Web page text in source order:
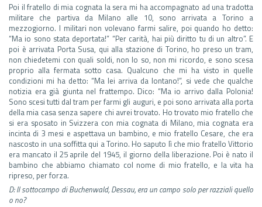
Poi il fratello di mia cognata la sera mi ha accompagnato ad una tradotta
militare che partiva da Milano alle 10, sono arrivata a Torino a
mezzogiorno. I militari non volevano farmi salire, poi quando ho detto:
“Ma io sono stata deportata!” “Per carità, hai più diritto tu di un altro”. E
poi è arrivata Porta Susa, qui alla stazione di Torino, ho preso un tram,
non chiedetemi con quali soldi, non lo so, non mi ricordo, e sono scesa
proprio alla fermata sotto casa. Qualcuno che mi ha visto in quelle
condizioni mi ha detto: “Ma lei arriva da lontano!”, si vede che qualche
notizia era già giunta nel frattempo. Dico: “Ma io arrivo dalla Polonia!
Sono scesi tutti dal tram per farmi gli auguri, e poi sono arrivata alla porta
della mia casa senza sapere chi avrei trovato. Ho trovato mio fratello che
si era sposato in Svizzera con mia cognata di Milano, mia cognata era
incinta di 3 mesi e aspettava un bambino, e mio fratello Cesare, che era
nascosto in una soffitta qui a Torino. Ho saputo lì che mio fratello Vittorio
era mancato il 25 aprile del 1945, il giorno della liberazione. Poi è nato il
bambino che abbiamo chiamato col nome di mio fratello, e la vita ha
ripreso, per forza.
D: Il sottocampo di Buchenwald, Dessau, era un campo solo per razziali quello
o no?